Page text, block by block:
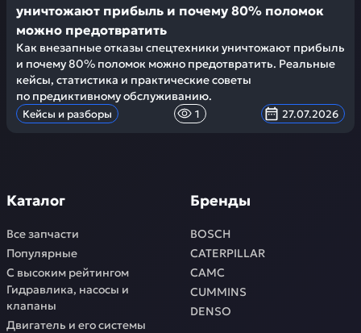
уничтожают прибыль и почему 80% поломок
можно предотвратить
Как внезапные отказы спецтехники уничтожают прибыль
и почему 80% поломок можно предотвратить. Реальные
кейсы, статистика и практические советы
по предиктивному обслуживанию.
Кейсы и разборы 1 27.07.2026
Каталог
Все запчасти
Популярные
С высоким рейтингом
Гидравлика, насосы и
клапаны
Двигатель и его системы
Бренды
BOSCH
CATERPILLAR
CAMC
CUMMINS
DENSO